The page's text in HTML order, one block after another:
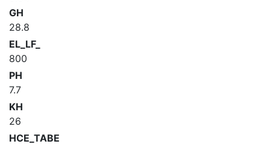
GH
28.8
EL_LF_
800
PH
7.7
KH
26
HCE_TABE